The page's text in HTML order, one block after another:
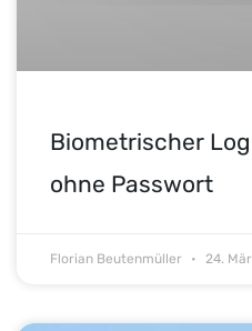
Biometrischer
ohne Passwort
Florian Beutenmüller 24.